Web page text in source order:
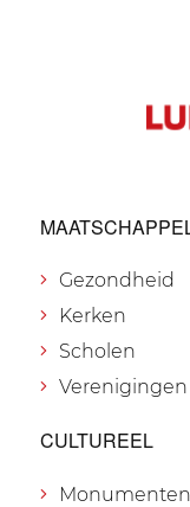
Gezondheid
Kerken
Scholen
Verenigingen
CULTUREEL
Monumenten